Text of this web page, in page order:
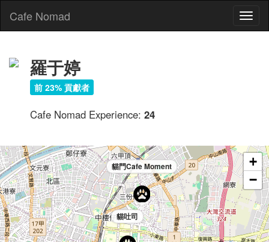
Cafe Nomad
羅于婷
前 23% 貢獻者
Cafe Nomad Experience: 24
貓門Cafe Moment
貓吐司
+
−